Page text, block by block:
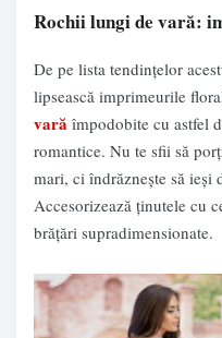
Rochii lungi de vară:
De pe lista tendințelor
lipsească imprimeurile
vară împodobite cu astfel
romantice. Nu te sfii să
mari, ci îndrăznește să ieși
Accesorizează ținutele cu
brățări supradimensionate.